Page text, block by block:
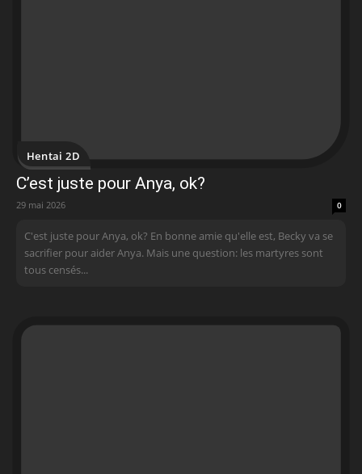
Hentai 2D
C’est juste pour Anya, ok?
29 mai 2026 0
C'est juste pour Anya, ok? En bonne amie qu'elle est, Becky va se
sacrifier pour aider Anya. Mais une question: les martyres sont
tous censés...